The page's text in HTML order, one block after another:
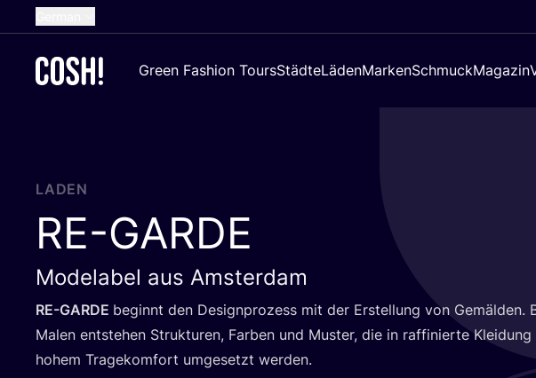
Dutch
Croatian
Green Fashion ToursStädteLädenMarkenSchmuckMagazin
LADEN
RE-GARDE
Modelabel aus Amsterdam
RE-GAR­DE beginnt den Design­pro­zess mit der Erstel­lung von Gemäl­den.
Malen ent­ste­hen Struk­tu­ren, Far­ben und Mus­ter, die in raf­fi­nier­te Klei­dung
hohem Tra­ge­kom­fort umge­setzt werden.